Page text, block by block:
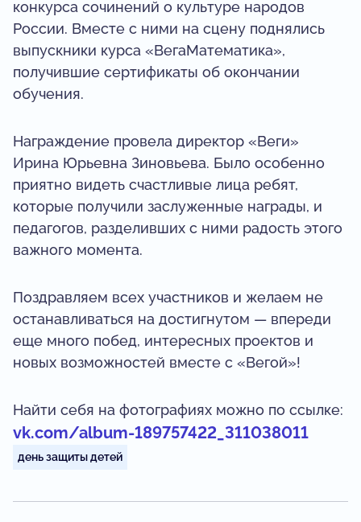
конкурса сочинений о культуре народов
России. Вместе с ними на сцену поднялись
выпускники курса «ВегаМатематика»,
получившие сертификаты об окончании
обучения.
Награждение провела директор «Веги»
Ирина Юрьевна Зиновьева. Было особенно
приятно видеть счастливые лица ребят,
которые получили заслуженные награды, и
педагогов, разделивших с ними радость этого
важного момента.
Поздравляем всех участников и желаем не
останавливаться на достигнутом — впереди
еще много побед, интересных проектов и
новых возможностей вместе с «Вегой»!
Найти себя на фотографиях можно по ссылке:
vk.com/album-189757422_311038011
день защиты детей